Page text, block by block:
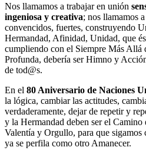
Nos llamamos a trabajar en unión
ingeniosa y creativa; nos llamamos
convencidos, fuertes, construyendo
Hermandad, Afinidad, Unidad, que
cumpliendo con el Siempre Más Allá
Profunda, debería ser Himno y
de tod@s.
En el 80 Aniversario de Naciones
la lógica, cambiar las actitudes,
verdaderamente, dejar de repetir y
y la Hermandad deben ser el Camino
Valentía y Orgullo, para que sigamos
ya se perfila como otro Amanecer.